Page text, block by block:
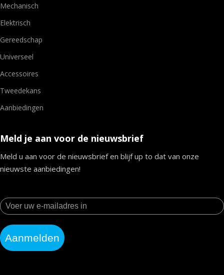
Mechanisch
Elektrisch
Gereedschap
Universeel
Accessoires
Tweedekans
Aanbiedingen
Meld je aan voor de nieuwsbrief
Meld u aan voor de nieuwsbrief en blijf up to dat van onze
nieuwste aanbiedingen!
Aanmelden